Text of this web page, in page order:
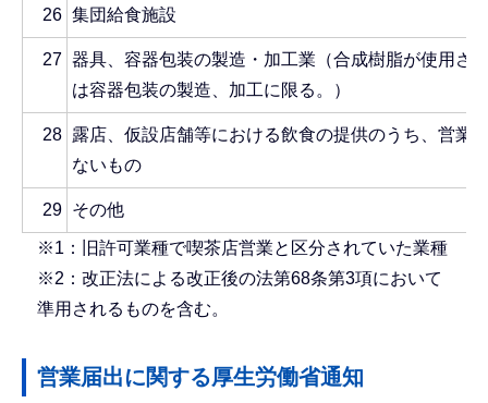
26 集団給食施設
27 器具、容器包装の製造・加工業（合成樹脂が使用さ
は容器包装の製造、加工に限る。）
28 露店、仮設店舗等における飲食の提供のうち、営業
ないもの
29 その他
※1：旧許可業種で喫茶店営業と区分されていた業種
※2：改正法による改正後の法第68条第3項において
準用されるものを含む。
営業届出に関する厚生労働省通知